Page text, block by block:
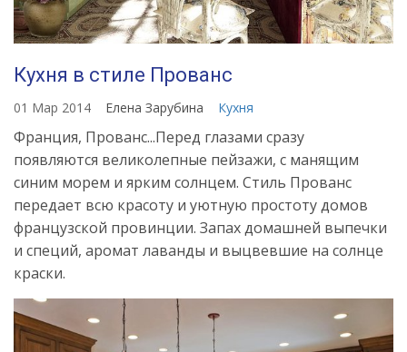
Кухня в стиле Прованс
01 Мар 2014 Елена Зарубина Кухня
Франция, Прованс...Перед глазами сразу
появляются великолепные пейзажи, с манящим
синим морем и ярким солнцем. Стиль Прованс
передает всю красоту и уютную простоту домов
французской провинции. Запах домашней выпечки
и специй, аромат лаванды и выцвевшие на солнце
краски.